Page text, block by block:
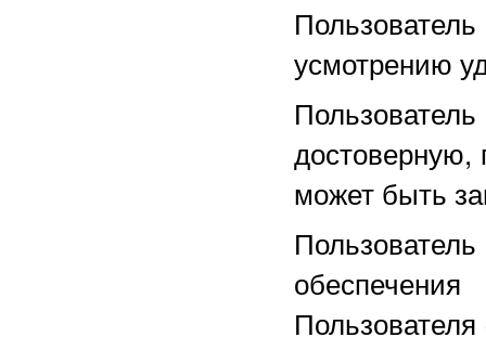
усмотрению
может быть